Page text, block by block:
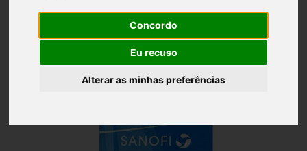
Concordo
Eu recuso
Alterar as minhas preferências